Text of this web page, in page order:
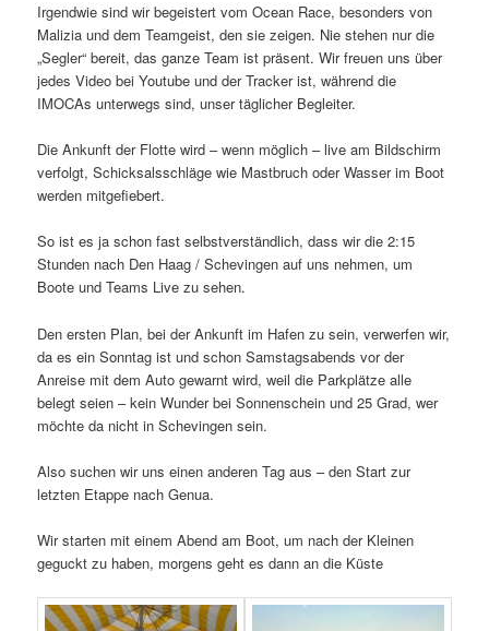
Irgendwie sind wir begeistert vom Ocean Race, besonders von
Malizia und dem Teamgeist, den sie zeigen. Nie stehen nur die
„Segler“ bereit, das ganze Team ist präsent. Wir freuen uns über
jedes Video bei Youtube und der Tracker ist, während die
IMOCAs unterwegs sind, unser täglicher Begleiter.
Die Ankunft der Flotte wird – wenn möglich – live am Bildschirm
verfolgt, Schicksalsschläge wie Mastbruch oder Wasser im Boot
werden mitgefiebert.
So ist es ja schon fast selbstverständlich, dass wir die 2:15
Stunden nach Den Haag / Schevingen auf uns nehmen, um
Boote und Teams Live zu sehen.
Den ersten Plan, bei der Ankunft im Hafen zu sein, verwerfen wir,
da es ein Sonntag ist und schon Samstagsabends vor der
Anreise mit dem Auto gewarnt wird, weil die Parkplätze alle
belegt seien – kein Wunder bei Sonnenschein und 25 Grad, wer
möchte da nicht in Schevingen sein.
Also suchen wir uns einen anderen Tag aus – den Start zur
letzten Etappe nach Genua.
Wir starten mit einem Abend am Boot, um nach der Kleinen
geguckt zu haben, morgens geht es dann an die Küste